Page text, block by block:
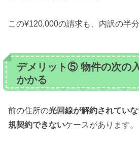
この¥120,000の請求も、内訳の半
デメリット⑤ 物件の次の
かかる
前の住所の光回線が解約されてい
規契約できないケースがあります。